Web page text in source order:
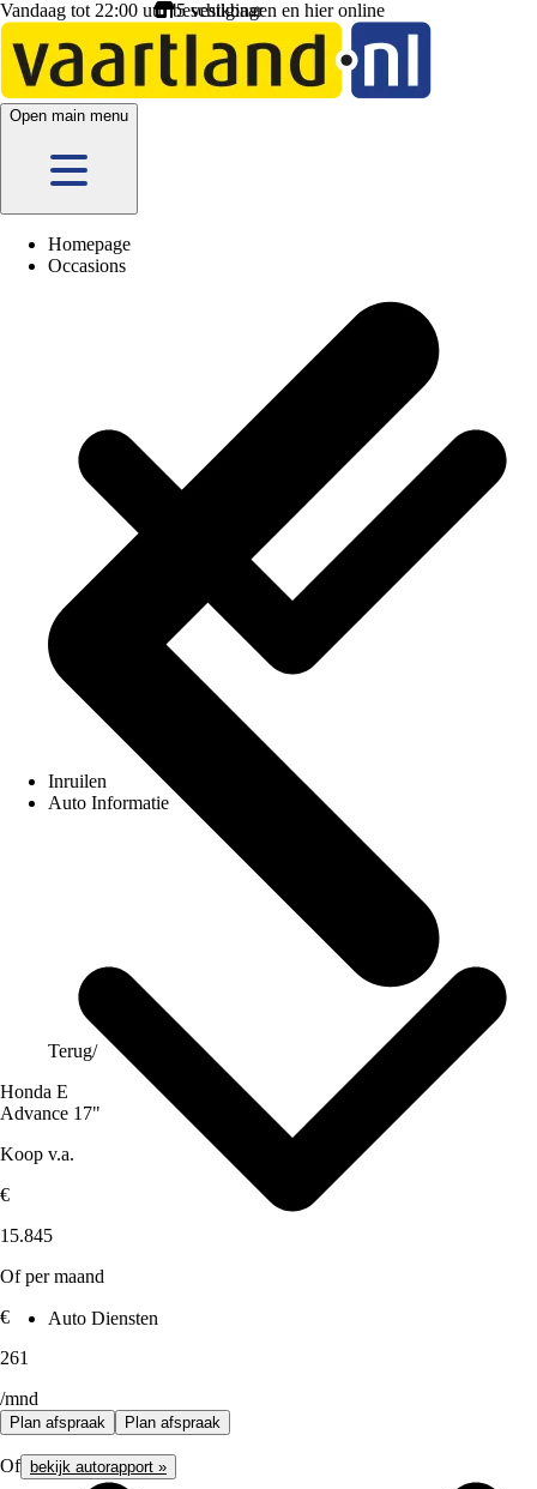
Vandaag tot 22:00 uur beschikbaar
Open main menu
Homepage
Occasions
Inruilen
Auto Informatie
Auto Diensten
Terug/
Honda E
Advance 17"
Koop v.a.
€
15.845
Of per maand
€
261
/mnd
Plan afspraak Plan afspraak
Of bekijk autorapport »